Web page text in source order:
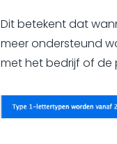
Dit betekent dat
meer ondersteund
met het bedrijf of de